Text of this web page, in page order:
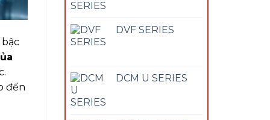
đến
DVF SERIES
DCM U SERIES